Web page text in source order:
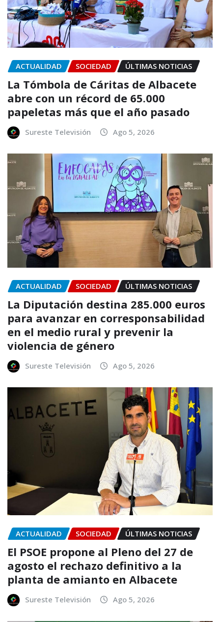
ACTUALIDAD SOCIEDAD ÚLTIMAS NOTICIAS
La Tómbola de Cáritas de Albacete
abre con un récord de 65.000
papeletas más que el año pasado
Sureste Televisión Ago 5, 2026
ACTUALIDAD SOCIEDAD ÚLTIMAS NOTICIAS
La Diputación destina 285.000 euros
para avanzar en corresponsabilidad
en el medio rural y prevenir la
violencia de género
Sureste Televisión Ago 5, 2026
ACTUALIDAD SOCIEDAD ÚLTIMAS NOTICIAS
El PSOE propone al Pleno del 27 de
agosto el rechazo definitivo a la
planta de amianto en Albacete
Sureste Televisión Ago 5, 2026